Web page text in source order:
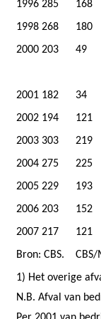
1996 285 168
1998 268 180
2000 203 49
2001 182 34
2002 194 121
2003 303 219
2004 275 225
2005 229 193
2006 203 152
2007 217 121
Bron: CBS.
1) Het overige
N.B. Afval van